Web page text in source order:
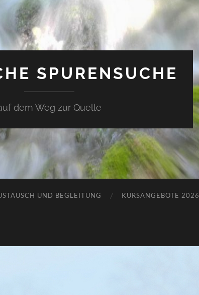
SPURENSUCHE
dem Weg zur Quelle
UND BEGLEITUNG KURSANGEBOTE 2026